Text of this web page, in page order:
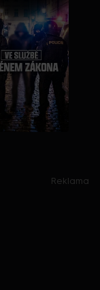
Reklama